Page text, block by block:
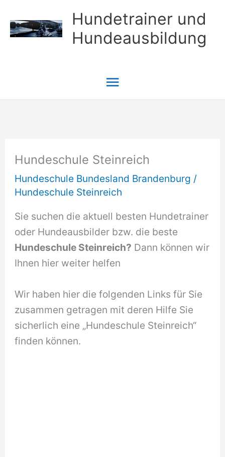
Inhalt
springen
Hundetrainer und
Hundeausbildung
Hauptmenü
Hundeschule Steinreich
Hundeschule Bundesland Brandenburg /
Hundeschule Steinreich
Sie suchen die aktuell besten Hundetrainer
oder Hundeausbilder bzw. die beste
Hundeschule Steinreich? Dann können wir
Ihnen hier weiter helfen
Wir haben hier die folgenden Links für Sie
zusammen getragen mit deren Hilfe Sie
sicherlich eine „Hundeschule Steinreich“
finden können.